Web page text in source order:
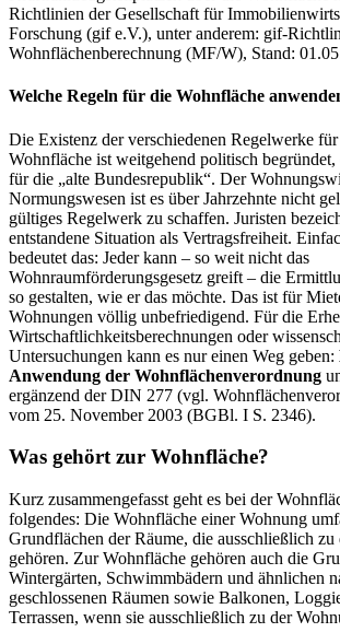
Richtlinien der Gesellschaft für
Forschung (gif e.V.), unter anderem: gif-
Wohnflächenberechnung (MF/W), Stand:
Welche Regeln für die Wohnfläche
Die Existenz der verschiedenen Regelwerke
Wohnfläche ist weitgehend politisch
für die „alte Bundesrepublik“. Der
Normungswesen ist es über Jahrzehnte nicht
gültiges Regelwerk zu schaffen. Juristen
entstandene Situation als Vertragsfreiheit.
bedeutet das: Jeder kann – so weit nicht das
Wohnraumförderungsgesetz greift – die
so gestalten, wie er das möchte. Das ist für
Wohnungen völlig unbefriedigend. Für die
Wirtschaftlichkeitsberechnungen oder
Untersuchungen kann es nur einen Weg geben:
Anwendung der Wohnflächenverordnung
ergänzend der DIN 277 (vgl.
vom 25. November 2003 (BGBl. I S. 2346).
Was gehört zur Wohnfläche?
Kurz zusammengefasst geht es bei der
folgendes: Die Wohnfläche einer Wohnung
Grundflächen der Räume, die ausschließlich zu
gehören. Zur Wohnfläche gehören auch die
Wintergärten, Schwimmbädern und ähnlichen
geschlossenen Räumen sowie Balkonen,
Terrassen, wenn sie ausschließlich zu der